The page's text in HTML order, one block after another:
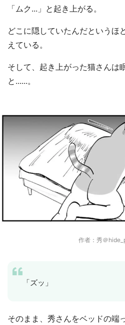
「ムク...」と起き上がる。
どこに隠していたんだというほ
えている。
そして、起き上がった猫さんは
と......。
作者：秀＠
「ズッ」
そのまま、秀さんをベッドの端